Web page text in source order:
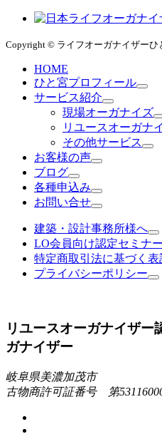
Copyright © ライフオーガナイザー
HOME
ひと宮プロフィール
サービス紹介
現場オーガナイズ
リユースオーガナ
その他サービス
お客様の声
ブログ
各種申込み
お問い合せ
建築・設計事務所様へ
LO会員向け認定セミナ
特定商取引法に基づく表
プライバシーポリシー
リユースオーガナイザー
ガナイザー
岐阜県美濃加茂市
古物商許可証番号 第